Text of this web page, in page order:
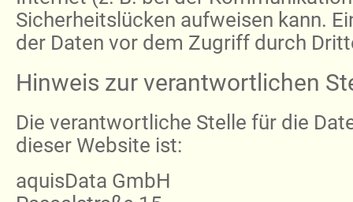
Sicherheitslücken aufweisen kann.
der Daten vor dem Zugriff durch
Hinweis zur verantwortlichen
Die verantwortliche Stelle für die
dieser Website ist:
aquisData GmbH